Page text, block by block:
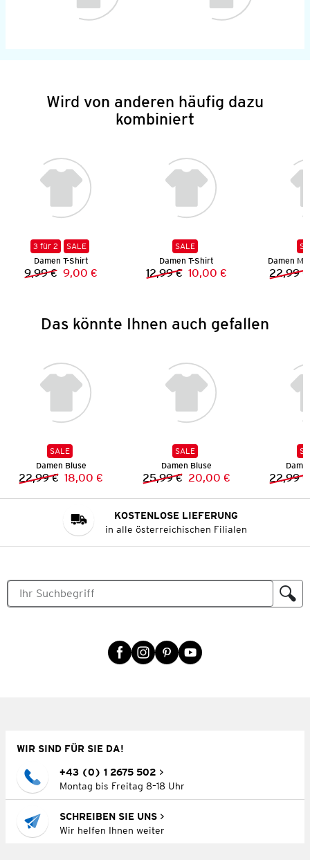
Wird von anderen häufig dazu
kombiniert
3 für 2
SALE
Damen T-Shirt
Vorheriger Preis:
9,99 € Neuer Preis:
9,00 €
SALE
Damen T-Shirt
Vorheriger Preis:
12,99 € Neuer Preis:
10,00 €
Damen
22,99 €
Das könnte Ihnen auch gefallen
SALE
Damen Bluse
Vorheriger Preis:
22,99 € Neuer Preis:
18,00 €
SALE
Damen Bluse
Vorheriger Preis:
25,99 € Neuer Preis:
20,00 € 22,99 €
KOSTENLOSE LIEFERUNG
in alle österreichischen Filialen
WIR SIND FÜR SIE DA!
+43 (0) 1 2675 502
Montag bis Freitag 8–18 Uhr
SCHREIBEN SIE UNS
Wir helfen Ihnen weiter